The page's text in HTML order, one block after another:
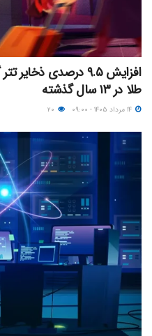
افزایش ۹.۵ درصدی
طلا در ۱۳ سال گذشته